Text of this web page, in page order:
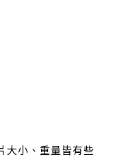
大小、重量皆有些